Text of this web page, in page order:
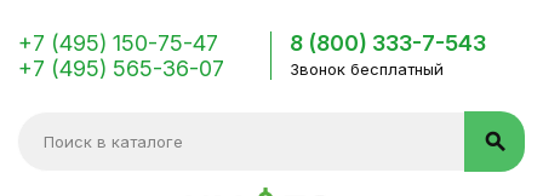
+7 (495) 150-75-47
+7 (495) 565-36-07
8 (800) 333-7-543
Звонок бесплатный
search